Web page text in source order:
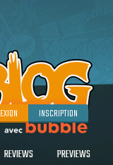
INSCRIPTION
REVIEWS PREVIEWS